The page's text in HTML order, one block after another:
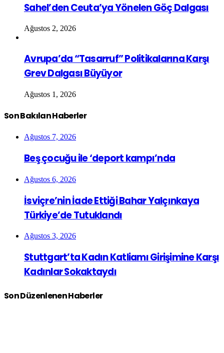
Sahel’den Ceuta’ya Yönelen Göç Dalgası
Ağustos 2, 2026
Avrupa’da “Tasarruf” Politikalarına Karşı
Grev Dalgası Büyüyor
Ağustos 1, 2026
Son Bakılan Haberler
Ağustos 7, 2026
Beş çocuğu ile ‘deport kampı’nda
Ağustos 6, 2026
İsviçre’nin İade Ettiği Bahar Yalçınkaya
Türkiye’de Tutuklandı
Ağustos 3, 2026
Stuttgart’ta Kadın Katliamı Girişimine Karşı
Kadınlar Sokaktaydı
Son Düzenlenen Haberler